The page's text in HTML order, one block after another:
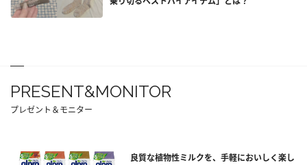
PRESENT&MONITOR
プレゼント＆モニター
良質な植物性ミルクを、手軽においしく楽し